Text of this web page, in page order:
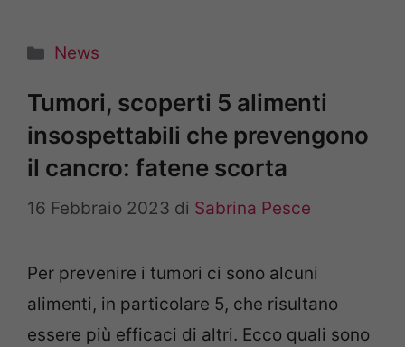
Categorie
News
Tumori, scoperti 5 alimenti
insospettabili che prevengono
il cancro: fatene scorta
16 Febbraio 2023 di Sabrina Pesce
Per prevenire i tumori ci sono alcuni
alimenti, in particolare 5, che risultano
essere più efficaci di altri. Ecco quali sono